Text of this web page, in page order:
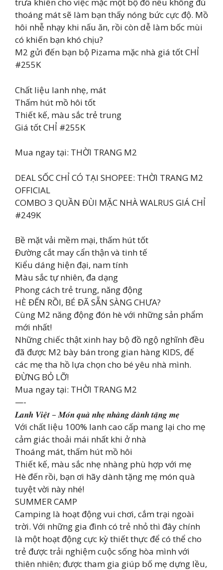
thoáng mát sẽ làm bạn thấy nóng bức cực độ. Mồ
hôi nhễ nhạy khi nấu ăn, rồi còn dễ làm bốc mùi
có khiến bạn khó chịu?
M2 gửi đến bạn bộ Pizama mặc nhà giá tốt CHỈ
#255K
Chất liệu lanh nhẹ, mát
Thấm hút mồ hôi tốt
Thiết kế, màu sắc trẻ trung
Giá tốt CHỈ #255K
Mua ngay tại: THỜI TRANG M2
DEAL SỐC CHỈ CÓ TẠI SHOPEE: THỜI TRANG M2
OFFICIAL
COMBO 3 QUẦN ĐÙI MẶC NHÀ WALRUS GIÁ CHỈ
#249K
Bề mặt vải mềm mại, thấm hút tốt
Đường cắt may cẩn thận và tinh tế
Kiểu dáng hiện đại, nam tính
Màu sắc tự nhiên, đa dạng
Phong cách trẻ trung, năng động
HÈ ĐẾN RỒI, BÉ ĐÃ SẴN SÀNG CHƯA?
Cùng M2 năng động đón hè với những sản phẩm
mới nhất!
Những chiếc thật xinh hay bộ đồ ngộ nghĩnh đều
đã được M2 bày bán trong gian hàng KIDS, để
các mẹ tha hồ lựa chọn cho bé yêu nhà mình.
ĐỪNG BỎ LỠ!
Mua ngay tại: THỜI TRANG M2
—-
𝑳𝒂𝒏𝒉 𝑽𝒊𝒆̣̂𝒕 – 𝑴𝒐́𝒏 𝒒𝒖𝒂̀ 𝒏𝒉𝒆̣ 𝒏𝒉𝒂̀𝒏𝒈 𝒅𝒂̀𝒏𝒉 𝒕𝒂̣̆𝒏𝒈 𝒎𝒆̣
Với chất liệu 100% lanh cao cấp mang lại cho mẹ
cảm giác thoải mái nhất khi ở nhà
Thoáng mát, thấm hút mồ hôi
Thiết kế, màu sắc nhẹ nhàng phù hợp với mẹ
Hè đến rồi, bạn ơi hãy dành tặng mẹ món quà
tuyệt vời này nhé!
SUMMER CAMP
Camping là hoạt động vui chơi, cắm trại ngoài
trời. Với những gia đình có trẻ nhỏ thì đây chính
là một hoạt động cực kỳ thiết thực để có thể cho
trẻ được trải nghiệm cuộc sống hòa mình với
thiên nhiên; được tham gia giúp bố mẹ dựng lều,